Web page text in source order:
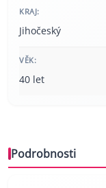
KRAJ:
Jihočeský
VĚK:
40 let
Podrobnosti